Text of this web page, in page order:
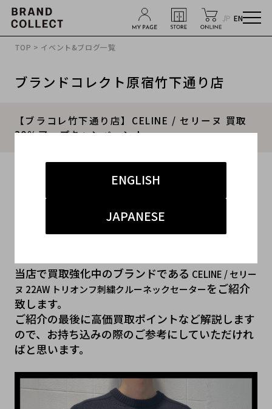
JP EN
ENGLISH
JAPANESE
TOP > イベント&ブログ一覧
ブランドコレクト原宿竹下通り店
【ブラコレ竹下通り店】CELINE / セリーヌ 買取
30％アップキャンペーン！
#セリーヌ
#竹下 インポート
#ブランド古着買取キャンペーン
当店で買取強化中のブランドである CELINE / セリー
ヌ 22AW トリオンフ刺繍クルーネックセーターをご紹介
致します。
ご紹介の最後に高価買取ポイントなど解説します
ので、お持ち込みの際のご参考にしていただけれ
ばと思います。